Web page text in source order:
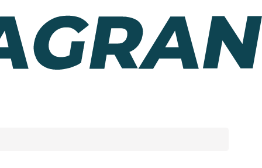
ଆମେ ହ୍ବାଟ୍ସଆପ୍‌ରେ ଅଛୁ ! ଆମ ହ୍ବାଟ୍ସଆପ ଗ୍ରୁପରେ
ଏବଂ ଆପଙ୍କୁ ଆବଶ୍ୟକ ହେଉଥିବା ସବୁ
ଗୁରୁତ୍ବପୂର୍ଣ୍ଣ ଅପଡେଟ୍‌ ପାଆନ୍ତୁ ପ୍ରତିଦିନ ।